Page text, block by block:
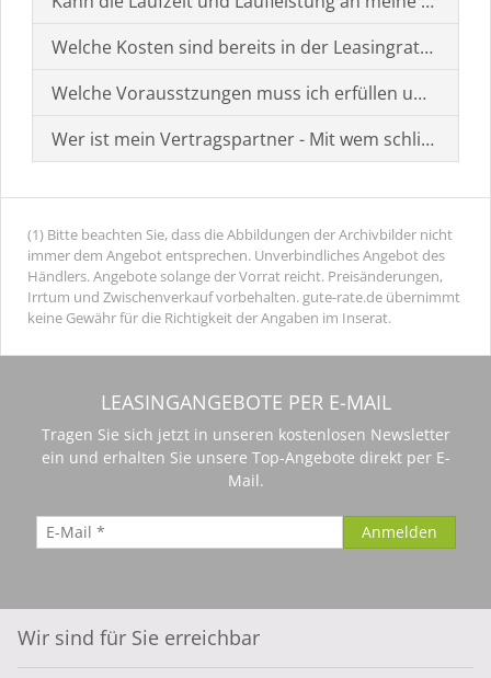
Welche Kosten sind bereits in der Leasingrate
Welche Vorausstzungen muss ich erfüllen um einen
Wer ist mein Vertragspartner - Mit wem schließe ich
(1) Bitte beachten Sie, dass die Abbildungen der Archivbilder nicht
immer dem Angebot entsprechen. Unverbindliches Angebot des
Händlers. Angebote solange der Vorrat reicht. Preisänderungen,
Irrtum und Zwischenverkauf vorbehalten. gute-rate.de übernimmt
keine Gewähr für die Richtigkeit der Angaben im Inserat.
LEASINGANGEBOTE PER E-MAIL
Tragen Sie sich jetzt in unseren kostenlosen Newsletter
ein und erhalten Sie unsere Top-Angebote direkt per E-
Mail.
Wir sind für Sie erreichbar